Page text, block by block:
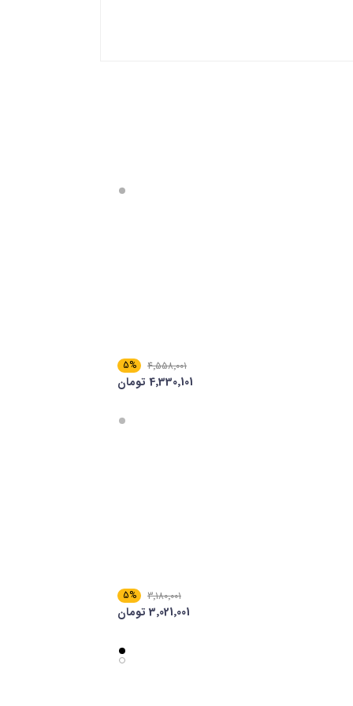
4٬558٬001
5%
4٬330٬101 تومان
3٬180٬001
5%
3٬021٬001 تومان